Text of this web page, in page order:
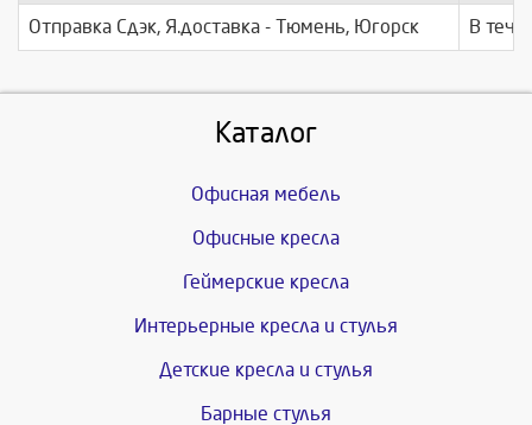
Отправка Сдэк, Я.доставка - Тюмень, Югорск В
Каталог
Офисная мебель
Офисные кресла
Геймерские кресла
Интерьерные кресла и стулья
Детские кресла и стулья
Барные стулья